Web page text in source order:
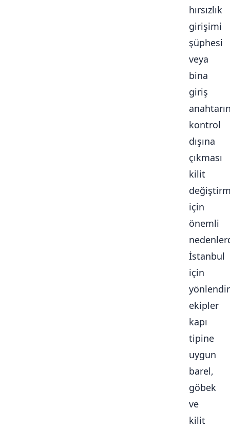
hırsızlık
girişimi
şüphesi
veya
bina
giriş
kontrol
dışına
çıkması
kilit
için
önemli
İstanbul
için
ekipler
kapı
tipine
uygun
barel,
göbek
ve
kilit